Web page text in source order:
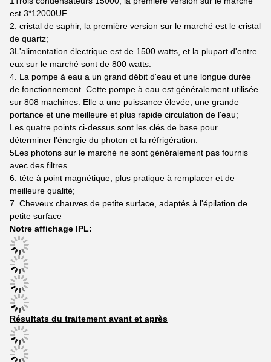
est 3*12000UF
2. cristal de saphir, la première version sur le marché est le cristal
de quartz;
3L'alimentation électrique est de 1500 watts, et la plupart d'entre
eux sur le marché sont de 800 watts.
4. La pompe à eau a un grand débit d'eau et une longue durée
de fonctionnement. Cette pompe à eau est généralement utilisée
sur 808 machines. Elle a une puissance élevée, une grande
portance et une meilleure et plus rapide circulation de l'eau;
Les quatre points ci-dessus sont les clés de base pour
déterminer l'énergie du photon et la réfrigération.
5Les photons sur le marché ne sont généralement pas fournis
avec des filtres.
6. tête à point magnétique, plus pratique à remplacer et de
meilleure qualité;
7. Cheveux chauves de petite surface, adaptés à l'épilation de
petite surface
Notre affichage IPL:
Résultats du traitement avant et après